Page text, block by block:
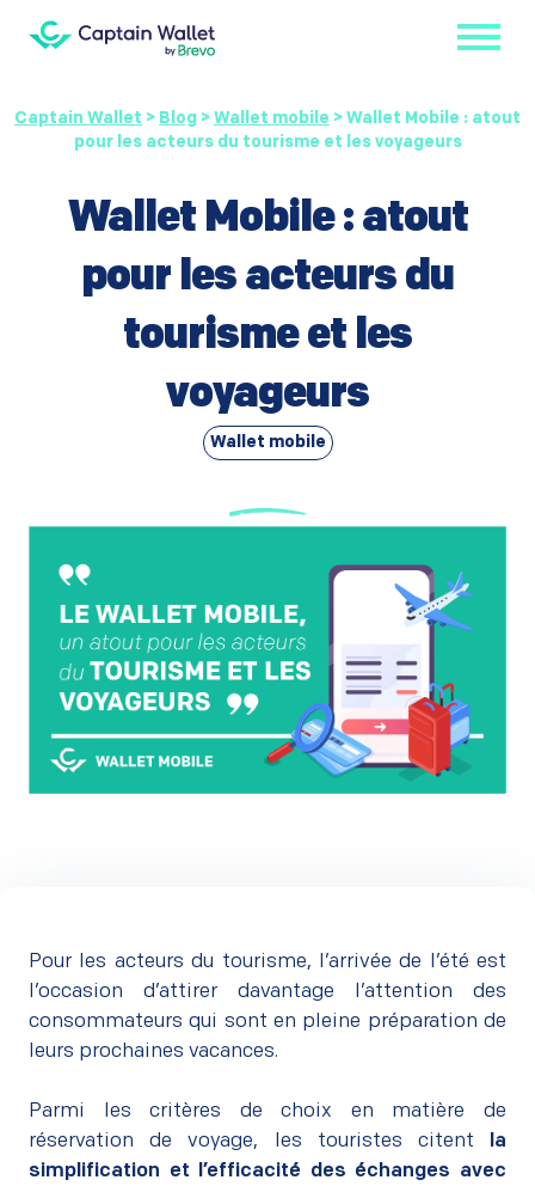
Captain Wallet > Blog > Wallet mobile > Wallet Mobile : atout
pour les acteurs du tourisme et les voyageurs
Wallet Mobile : atout
pour les acteurs du
tourisme et les
voyageurs
Wallet mobile
Pour les acteurs du tourisme, l’arrivée de l’été est
l’occasion d’attirer davantage l’attention des
consommateurs qui sont en pleine préparation de
leurs prochaines vacances.
Parmi les critères de choix en matière de
réservation de voyage, les touristes citent
la
simplification et l’efficacité des échanges avec